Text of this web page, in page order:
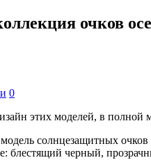
очков
0
этих моделей, в
солнцезащитных
блестящий черный,